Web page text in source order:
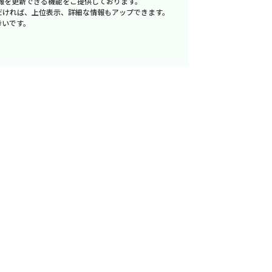
れば、上位表示、詳細な情報もアップできます。
です。